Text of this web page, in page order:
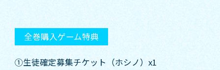
全巻購入ゲーム特典
①生徒確定募集チケット（ホシノ）x1